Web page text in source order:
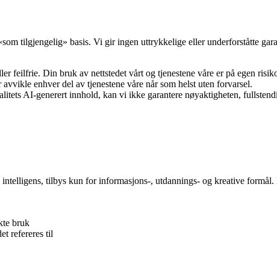
tilgjengelig» basis. Vi gir ingen uttrykkelige eller underforståtte
feilfrie. Din bruk av nettstedet vårt og tjenestene våre er på egen
enhver del av tjenestene våre når som helst uten forvarsel.
AI-generert innhold, kan vi ikke garantere nøyaktigheten,
tilbys kun for informasjons-, utdannings- og kreative formål.
bruk
refereres til